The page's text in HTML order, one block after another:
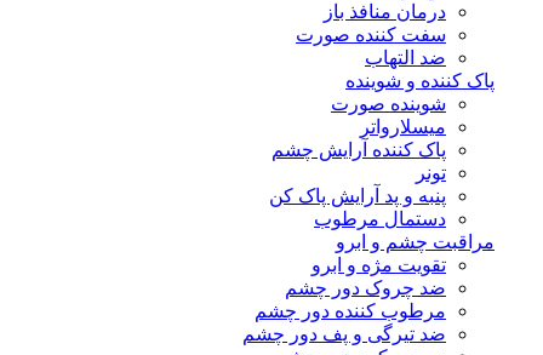
درمان منافذ باز
سفت کننده صورت
ضد التهاب
پاک کننده و شوینده
شوینده صورت
میسلارواتر
پاک کننده آرایش چشم
تونر
پنبه و پد آرایش پاک کن
دستمال مرطوب
مراقبت چشم و ابرو
تقویت مژه و ابرو
ضد چروک دور چشم
مرطوب کننده دور چشم
ضد تیرگی و پف دور چشم